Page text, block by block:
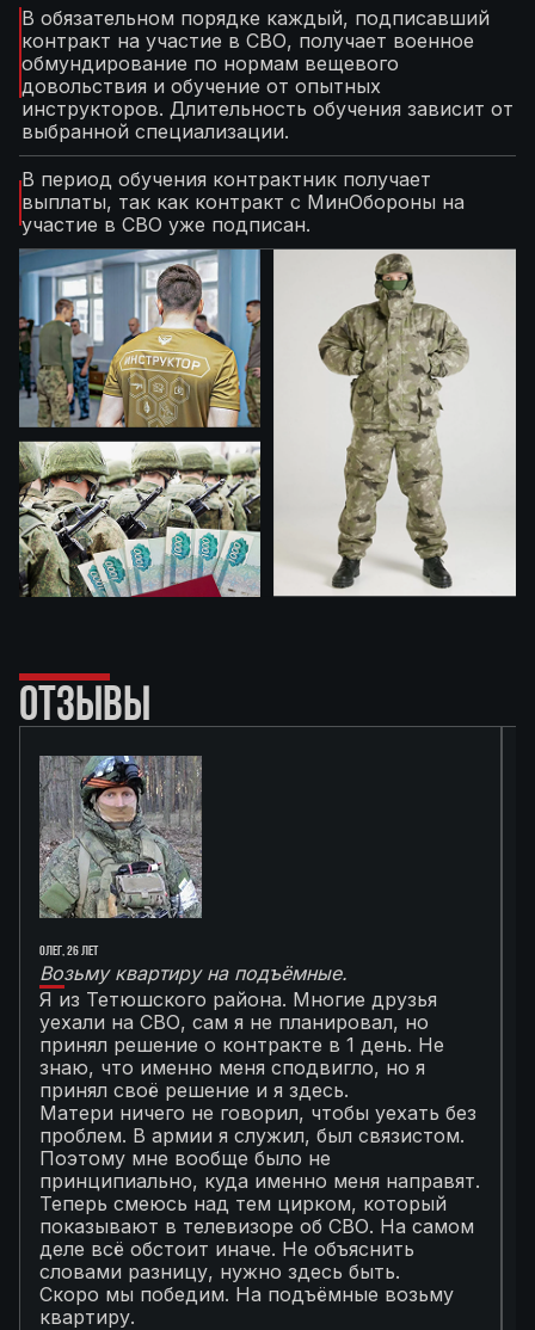
В обязательном порядке каждый, подписавший
контракт на участие в СВО, получает военное
обмундирование по нормам вещевого
довольствия и обучение от опытных
инструкторов. Длительность обучения зависит от
выбранной специализации.
В период обучения контрактник получает
выплаты, так как контракт с МинОбороны на
участие в СВО уже подписан.
ОТЗЫВЫ
Олег, 26 лет
Возьму квартиру на подъёмные.
Я из Тетюшского района. Многие друзья
уехали на СВО, сам я не планировал, но
принял решение о контракте в 1 день. Не
знаю, что именно меня сподвигло, но я
принял своё решение и я здесь.
Матери ничего не говорил, чтобы уехать без
проблем. В армии я служил, был связистом.
Поэтому мне вообще было не
принципиально, куда именно меня направят.
Теперь смеюсь над тем цирком, который
показывают в телевизоре об СВО. На самом
деле всё обстоит иначе. Не объяснить
словами разницу, нужно здесь быть.
Скоро мы победим. На подъёмные возьму
квартиру.